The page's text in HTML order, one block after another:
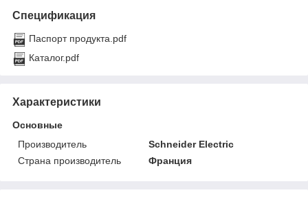
Спецификация
Паспорт продукта.pdf
Каталог.pdf
Характеристики
Основные
Производитель
Schneider Electric
Страна производитель
Франция